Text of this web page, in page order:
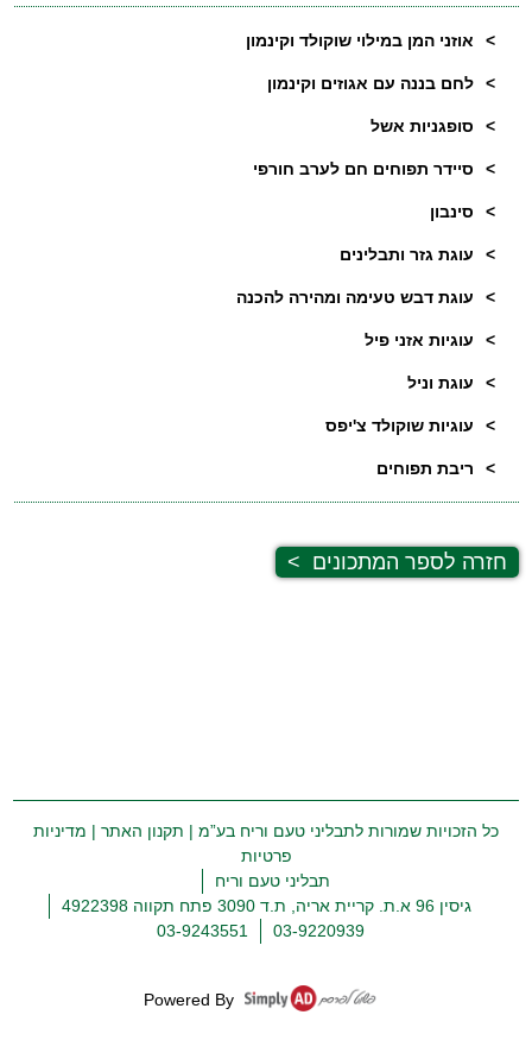
> אוזני המן במילוי שוקולד וקינמון
> לחם בננה עם אגוזים וקינמון
> סופגניות אשל
> סיידר תפוחים חם לערב חורפי
> סינבון
> עוגת גזר ותבלינים
> עוגת דבש טעימה ומהירה להכנה
> עוגיות אזני פיל
> עוגת וניל
> עוגיות שוקולד צ'יפס
> ריבת תפוחים
חזרה לספר המתכונים >
כל הזכויות שמורות לתבליני טעם וריח בע”מ | תקנון האתר | מדיניות
פרטיות
תבליני טעם וריח
גיסין 96 א.ת. קריית אריה, ת.ד 3090 פתח תקווה 4922398
03-9220939
03-9243551
Powered By